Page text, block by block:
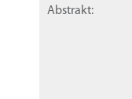
Abstrakt: